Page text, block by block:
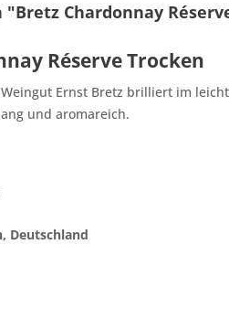
Chardonnay
Réserve Trocken
Weingut Ernst Bretz brilliert im
und aromareich.
Deutschland